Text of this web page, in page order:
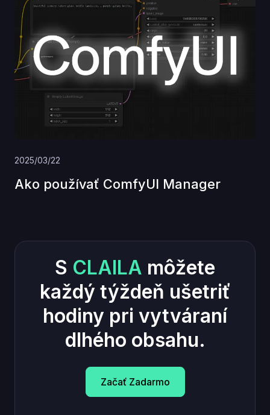
2025/03/22
Ako používať ComfyUI Manager
S CLAILA môžete
každý týždeň ušetriť
hodiny pri vytváraní
dlhého obsahu.
Začať Zadarmo